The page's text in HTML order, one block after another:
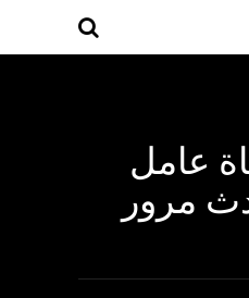
عامل
مرور